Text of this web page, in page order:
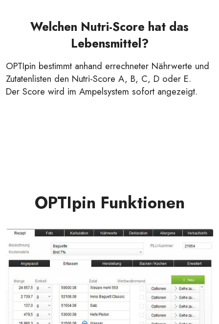
Welchen Nutri-Score hat das
Lebensmittel?
OPTIpin bestimmt anhand errechneter Nährwerte und
Zutatenlisten den Nutri-Score A, B, C, D oder E.
Der Score wird im Ampelsystem sofort angezeigt.
OPTIpin Funktionen